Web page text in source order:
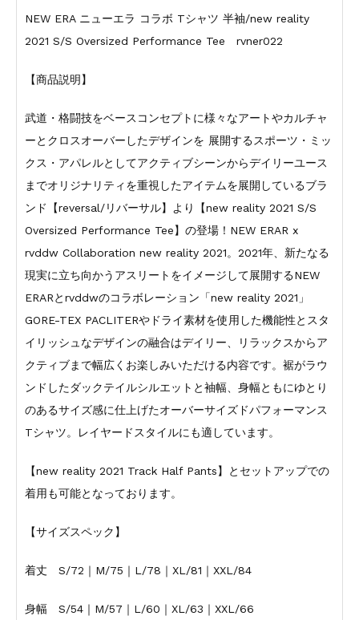
NEW ERA ニューエラ コラボ Tシャツ 半袖/new reality
2021 S/S Oversized Performance Tee rvner022
【商品説明】
武道・格闘技をベースコンセプトに様々なアートやカルチャ
ーとクロスオーバーしたデザインを 展開するスポーツ・ミッ
クス・アパレルとしてアクティブシーンからデイリーユース
までオリジナリティを重視したアイテムを展開しているブラ
ンド【reversal/リバーサル】より【new reality 2021 S/S
Oversized Performance Tee】の登場！NEW ERAR x
rvddw Collaboration new reality 2021。2021年、新たなる
現実に立ち向かうアスリートをイメージして展開するNEW
ERARとrvddwのコラボレーション「new reality 2021」
GORE-TEX PACLITERやドライ素材を使用した機能性とスタ
イリッシュなデザインの融合はデイリー、リラックスからア
クティブまで幅広くお楽しみいただける内容です。裾がラウ
ンドしたダックテイルシルエットと袖幅、身幅ともにゆとり
のあるサイズ感に仕上げたオーバーサイズドパフォーマンス
Tシャツ。レイヤードスタイルにも適しています。
【new reality 2021 Track Half Pants】とセットアップでの
着用も可能となっております。
【サイズスペック】
着丈 S/72｜M/75｜L/78｜XL/81｜XXL/84
身幅 S/54｜M/57｜L/60｜XL/63｜XXL/66